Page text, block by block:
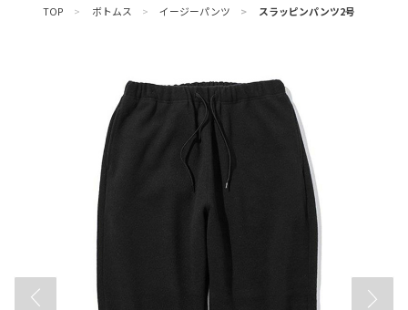
TOP > ボトムス > イージーパンツ > スラッピンパンツ2号